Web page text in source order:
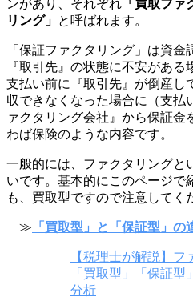
ンがあり、それぞれ 「買取フ
リング」 と呼ばれます。
「保証ファクタリング」は資金
『取引先』の状態に不安があ
支払い前に『取引先』が倒産し
収できなくなった場合に（支払
ァクタリング会社』から保証金
わば保険のような内容です。
一般的には、ファクタリングと
いです。基本的にこのページで
も、買取型ですので注意してく
≫ 「買取型」と「保証型」
【税理士が解説】フ
「買取型」「保証
分析